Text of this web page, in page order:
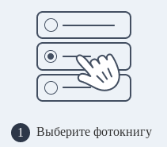
1 Выберите фотокнигу